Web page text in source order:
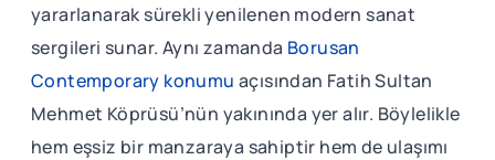
yararlanarak sürekli yenilenen modern sanat
sergileri sunar. Aynı zamanda Borusan
Contemporary konumu açısından Fatih Sultan
Mehmet Köprüsü’nün yakınında yer alır. Böylelikle
hem eşsiz bir manzaraya sahiptir hem de ulaşımı